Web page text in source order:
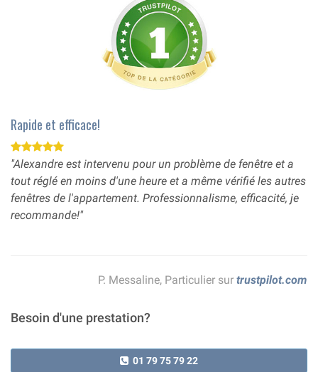
Rapide et efficace!
"Alexandre est intervenu pour un problème de fenêtre et a
tout réglé en moins d'une heure et a même vérifié les autres
fenêtres de l'appartement. Professionnalisme, efficacité, je
recommande!"
P. Messaline, Particulier sur trustpilot.com
Besoin d'une prestation?
01 79 75 79 22